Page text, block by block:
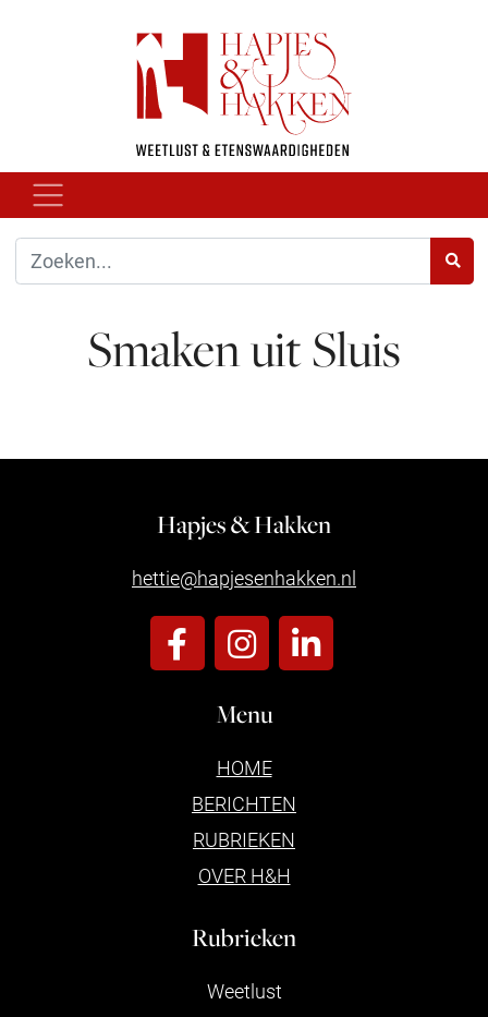
Smaken uit Sluis
Hapjes & Hakken
hettie@hapjesenhakken.nl
Menu
HOME
BERICHTEN
RUBRIEKEN
OVER H&H
Rubrieken
Weetlust